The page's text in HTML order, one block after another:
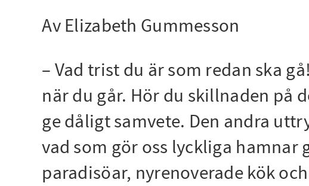
Av Elizabeth Gummesson
– Vad trist du är som redan ska
när du går. Hör du skillnaden på
ge dåligt samvete. Den andra
vad som gör oss lyckliga
paradisöar, nyrenoverade kök